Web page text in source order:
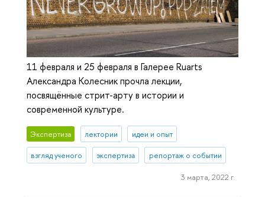
11 февраля и 25 февраля в Галерее Ruarts
Александра Колесник прочла лекции,
посвящённые стрит-арту в истории и
современной культуре.
Экспертиза лектории идеи и опыт
взгляд ученого экспертиза репортаж о событии
3 марта, 2022 г.